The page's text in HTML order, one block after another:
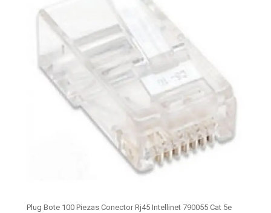
Plug Bote 100 Piezas Conector Rj45 Intellinet 790055 Cat 5e